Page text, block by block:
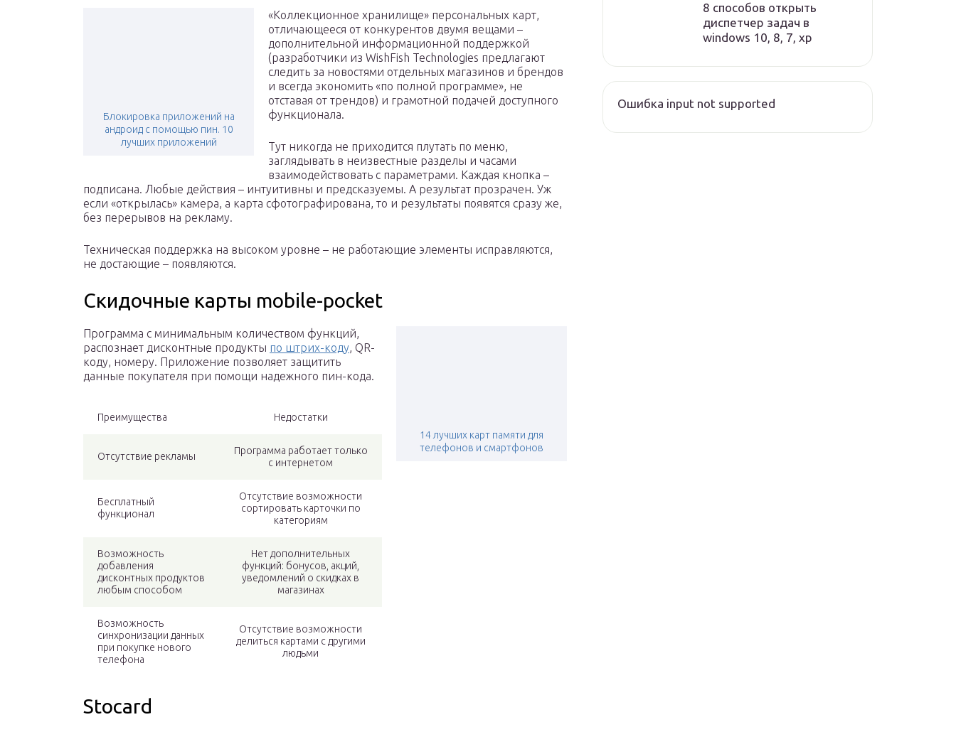
Блокировка приложений на
андроид с помощью пин. 10
лучших приложений
«Коллекционное хранилище» персональных карт,
отличающееся от конкурентов двумя вещами –
дополнительной информационной поддержкой
(разработчики из WishFish Technologies предлагают
следить за новостями отдельных магазинов и брендов
и всегда экономить «по полной программе», не
отставая от трендов) и грамотной подачей доступного
функционала.
Тут никогда не приходится плутать по меню,
заглядывать в неизвестные разделы и часами
взаимодействовать с параметрами. Каждая кнопка –
подписана. Любые действия – интуитивны и предсказуемы. А результат прозрачен. Уж
если «открылась» камера, а карта сфотографирована, то и результаты появятся сразу же,
без перерывов на рекламу.
Техническая поддержка на высоком уровне – не работающие элементы исправляются,
не достающие – появляются.
Скидочные карты mobile-pocket
14 лучших карт памяти для
телефонов и смартфонов
Программа с минимальным количеством функций,
распознает дисконтные продукты по штрих-коду, QR-
коду, номеру. Приложение позволяет защитить
данные покупателя при помощи надежного пин-кода.
Преимущества Недостатки
Отсутствие рекламы
Программа работает только
с интернетом
Бесплатный
функционал
Отсутствие возможности
сортировать карточки по
категориям
Возможность
добавления
дисконтных продуктов
любым способом
Нет дополнительных
функций: бонусов, акций,
уведомлений о скидках в
магазинах
Возможность
синхронизации данных
при покупке нового
телефона
Отсутствие возможности
делиться картами с другими
людьми
Stocard
8 способов открыть
диспетчер задач в
windows 10, 8, 7, xp
Ошибка input not supported